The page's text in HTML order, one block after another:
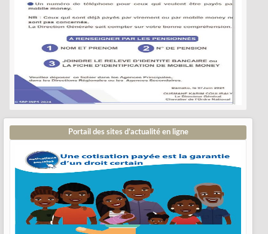
Portail des sites d’actualité en ligne